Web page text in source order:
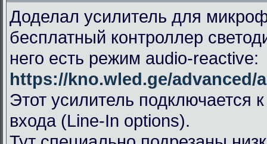
Доделал усилитель для
бесплатный контроллер
него есть режим audio-reactive:
https://kno.wled.ge/advanced/
Этот усилитель подключается
входа (Line-In options).